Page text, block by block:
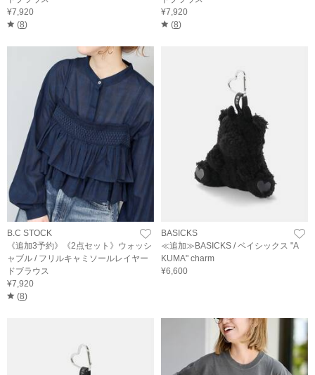
¥7,920
(8)
¥7,920
(8)
B.C STOCK
《追加3予約》《2点セット》ウォッシ
ャブル / フリルキャミソールレイヤー
ドブラウス
¥7,920
(8)
BASICKS
≪追加≫BASICKS / ベイシックス "A
KUMA" charm
¥6,600